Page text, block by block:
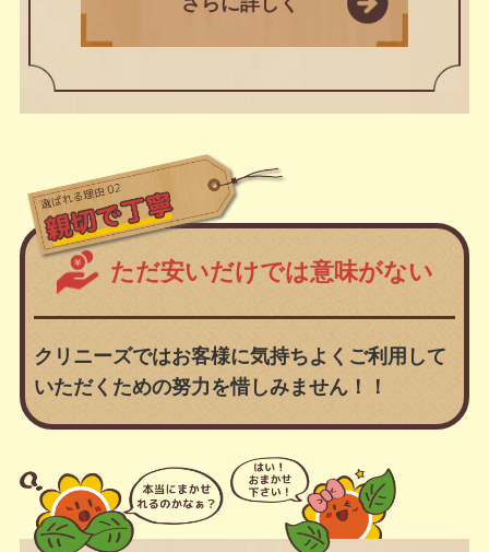
ただ安いだけでは意味がない
クリニーズではお客様に気持ちよくご利用して
いただくための努力を惜しみません！！